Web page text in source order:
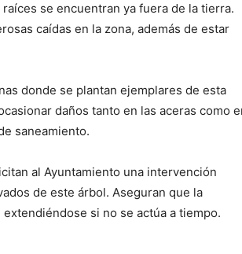
se encuentran ya fuera de la tierra.
caídas en la zona, además de estar
donde se plantan ejemplares de esta
daños tanto en las aceras como
saneamiento.
al Ayuntamiento una intervención
de este árbol. Aseguran que la
si no se actúa a tiempo.